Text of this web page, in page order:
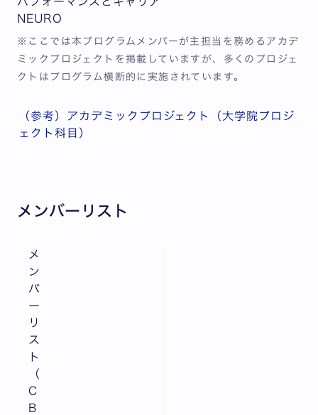
NEURO
※ここでは本プログラムメンバーが主担当を務めるアカデ
ミックプロジェクトを掲載していますが、多くのプロジェ
クトはプログラム横断的に実施されています。
（参考）アカデミックプロジェクト（大学院プロジ
ェクト科目）
メンバーリスト
メ
ン
バ
ー
リ
ス
ト
（
C
B